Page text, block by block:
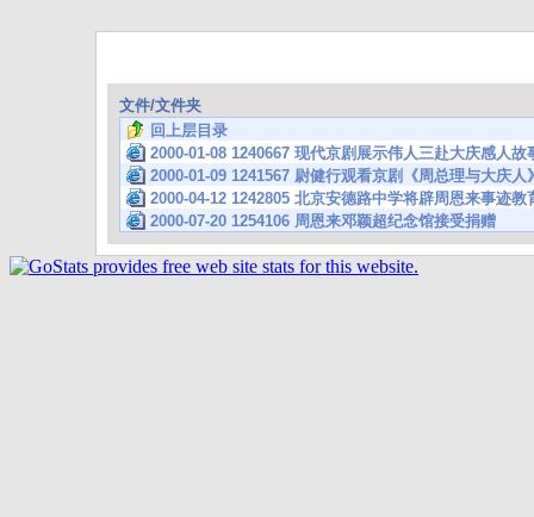
文件/文件夹
回上层目录
2000-01-08 1240667 现代京剧展示伟人三赴大庆感人
2000-01-09 1241567 尉健行观看京剧《周总理与大庆人
2000-04-12 1242805 北京安德路中学将辟周恩来事迹教
2000-07-20 1254106 周恩来邓颖超纪念馆接受捐赠